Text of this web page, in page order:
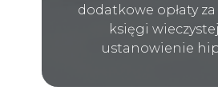
dodatkowe opłaty za
księgi
ustanowienie